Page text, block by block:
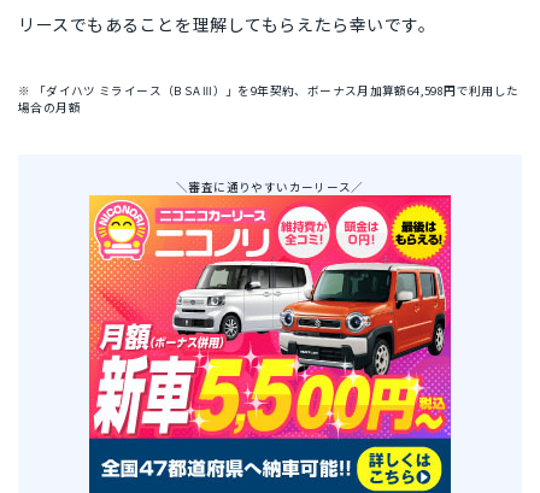
リースでもあることを理解してもらえたら幸いです。
※ 「ダイハツ ミライース（B SA Ⅲ）」を9年契約、ボーナス月加算額64,598円で利用した
場合の月額
＼審査に通りやすいカーリース／